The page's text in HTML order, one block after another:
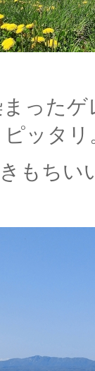
った
ピッタリ
きもちい